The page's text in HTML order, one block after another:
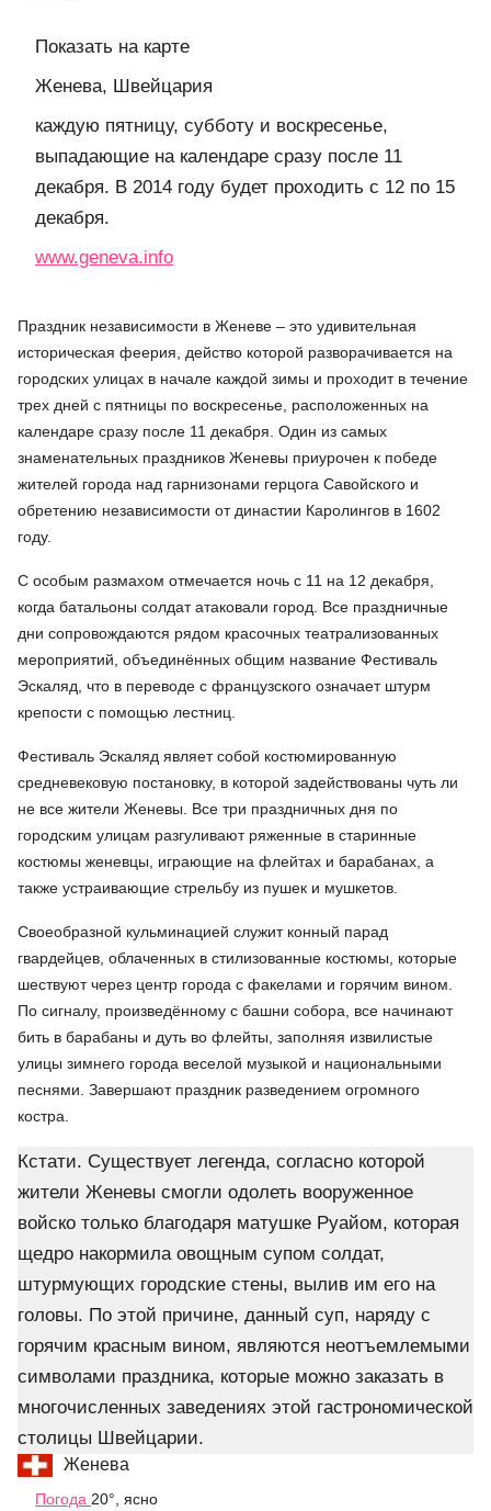
Показать на карте
Женева, Швейцария
каждую пятницу, субботу и воскресенье,
выпадающие на календаре сразу после 11
декабря. В 2014 году будет проходить с 12 по 15
декабря.
www.geneva.info
Праздник независимости в Женеве – это удивительная
историческая феерия, действо которой разворачивается на
городских улицах в начале каждой зимы и проходит в течение
трех дней с пятницы по воскресенье, расположенных на
календаре сразу после 11 декабря. Один из самых
знаменательных праздников Женевы приурочен к победе
жителей города над гарнизонами герцога Савойского и
обретению независимости от династии Каролингов в 1602
году.
С особым размахом отмечается ночь с 11 на 12 декабря,
когда батальоны солдат атаковали город. Все праздничные
дни сопровождаются рядом красочных театрализованных
мероприятий, объединённых общим название Фестиваль
Эскаляд, что в переводе с французского означает штурм
крепости с помощью лестниц.
Фестиваль Эскаляд являет собой костюмированную
средневековую постановку, в которой задействованы чуть ли
не все жители Женевы. Все три праздничных дня по
городским улицам разгуливают ряженные в старинные
костюмы женевцы, играющие на флейтах и барабанах, а
также устраивающие стрельбу из пушек и мушкетов.
Своеобразной кульминацией служит конный парад
гвардейцев, облаченных в стилизованные костюмы, которые
шествуют через центр города с факелами и горячим вином.
По сигналу, произведённому с башни собора, все начинают
бить в барабаны и дуть во флейты, заполняя извилистые
улицы зимнего города веселой музыкой и национальными
песнями. Завершают праздник разведением огромного
костра.
Кстати. Существует легенда, согласно которой
жители Женевы смогли одолеть вооруженное
войско только благодаря матушке Руайом, которая
щедро накормила овощным супом солдат,
штурмующих городские стены, вылив им его на
головы. По этой причине, данный суп, наряду с
горячим красным вином, являются неотъемлемыми
символами праздника, которые можно заказать в
многочисленных заведениях этой гастрономической
столицы Швейцарии.
Женева
Погода 20°, ясно